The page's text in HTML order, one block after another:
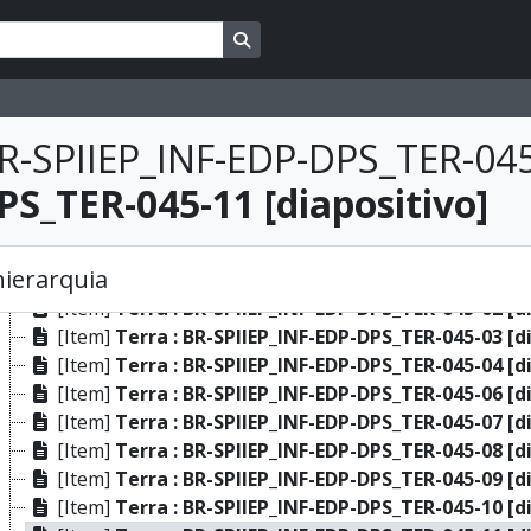
Busque na página de navegação
SPIIEP_INF-EDP-DPS_TER-
045-11 [diapositivo]
[Dossiê]Terra : BR-SPIIEP_INF-EDP-DPS_TER-036 [dossiê]
[Dossiê]Terra : BR-SPIIEP_INF-EDP-DPS_TER-037 [dossiê]
[Dossiê]Terra : BR-SPIIEP_INF-EDP-DPS_TER-038
[Dossiê]Terra : BR-SPIIEP_INF-EDP-DPS_TER-041
[Dossiê]Terra : BR-SPIIEP_INF-EDP-DPS_TER-042 [dossiê]
[Dossiê]Terra : BR-SPIIEP_INF-EDP-DPS_TER-043 [dossiê]
[Dossiê]Terra : BR-SPIIEP_INF-EDP-DPS_TER-044
[Dossiê]
[Item]Terra : BR-SPIIEP_INF-EDP-DPS_TER-045-02
[Item] Terra : BR-SPIIEP_INF-EDP-DPS_TER-045-03
[Item] Terra : BR-SPIIEP_INF-EDP-DPS_TER-045-04
[Item] Terra : BR-SPIIEP_INF-EDP-DPS_TER-045-06
[Item] Terra : BR-SPIIEP_INF-EDP-DPS_TER-045-07
[Item] Terra : BR-SPIIEP_INF-EDP-DPS_TER-045-08
[Item] Terra : BR-SPIIEP_INF-EDP-DPS_TER-045-09
[Item] Terra : BR-SPIIEP_INF-EDP-DPS_TER-045-10